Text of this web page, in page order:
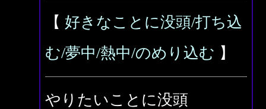
【 好きなことに没頭/打ち込
む/夢中/熱中/のめり込む 】
やりたいことに没頭